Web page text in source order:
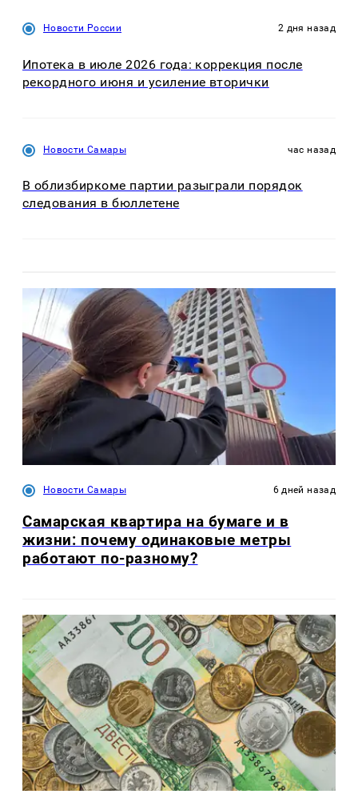
Новости России 2 дня назад
Ипотека в июле 2026 года: коррекция после
рекордного июня и усиление вторички
Новости Самары час назад
В облизбиркоме партии разыграли порядок
следования в бюллетене
Новости Самары 6 дней назад
Самарская квартира на бумаге и в
жизни: почему одинаковые метры
работают по-разному?